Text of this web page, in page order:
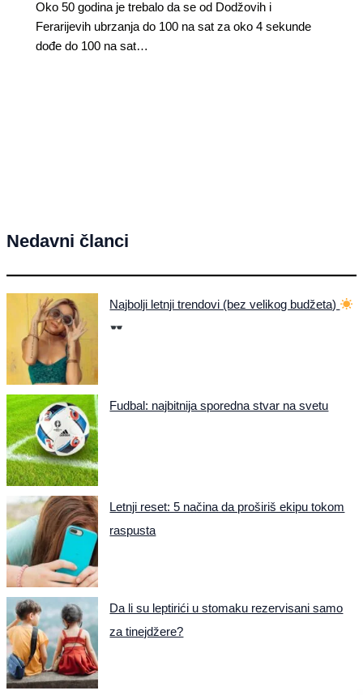
Oko 50 godina je trebalo da se​ od Dodžovih i
Ferarijevih​ ubrzanja do 100 na sat za oko 4 sekunde
dođe do 100 na sat…
Nedavni članci
Najbolji letnji trendovi (bez velikog budžeta)
Fudbal: najbitnija sporedna stvar na svetu
Letnji reset: 5 načina da proširiš ekipu tokom
raspusta
Da li su leptirići u stomaku rezervisani samo
za tinejdžere?